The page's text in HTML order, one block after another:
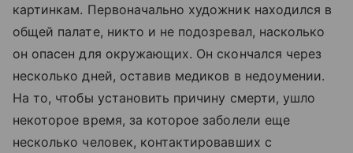
картинкам. Первоначально художник находился в
общей палате, никто и не подозревал, насколько
он опасен для окружающих. Он скончался через
несколько дней, оставив медиков в недоумении.
На то, чтобы установить причину смерти, ушло
некоторое время, за которое заболели еще
несколько человек, контактировавших с